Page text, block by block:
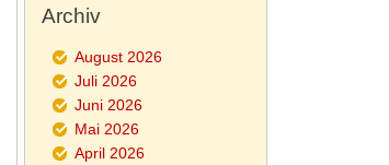
Archiv
August 2026
Juli 2026
Juni 2026
Mai 2026
April 2026